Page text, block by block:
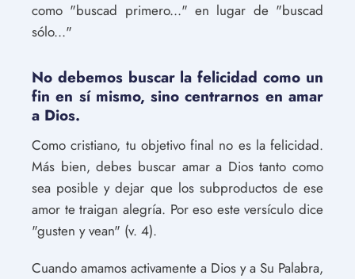
como "buscad primero..." en lugar de "buscad
sólo..."
No debemos buscar la felicidad como un
fin en sí mismo, sino centrarnos en amar
a Dios.
Como cristiano, tu objetivo final no es la felicidad.
Más bien, debes buscar amar a Dios tanto como
sea posible y dejar que los subproductos de ese
amor te traigan alegría. Por eso este versículo dice
"gusten y vean" (v. 4).
Cuando amamos activamente a Dios y a Su Palabra,